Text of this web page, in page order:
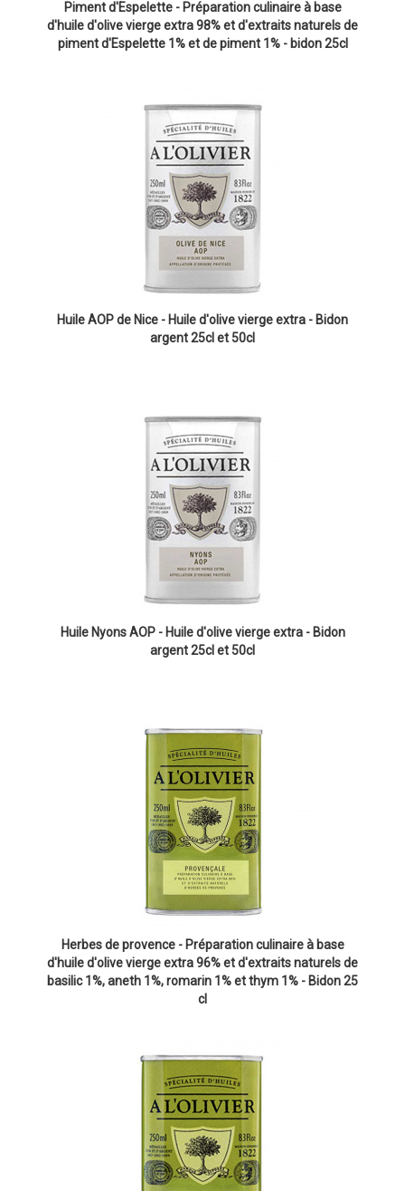
Piment d'Espelette - Préparation culinaire à base
d'huile d'olive vierge extra 98% et d'extraits naturels de
piment d'Espelette 1% et de piment 1% - bidon 25cl
Huile AOP de Nice - Huile d'olive vierge extra - Bidon
argent 25cl et 50cl
Huile Nyons AOP - Huile d'olive vierge extra - Bidon
argent 25cl et 50cl
Herbes de provence - Préparation culinaire à base
d'huile d'olive vierge extra 96% et d'extraits naturels de
basilic 1%, aneth 1%, romarin 1% et thym 1% - Bidon 25
cl